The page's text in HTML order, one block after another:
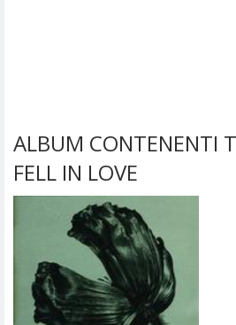
ALBUM CONTENENTI
FELL IN LOVE